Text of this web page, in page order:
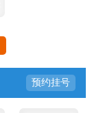
预约挂号